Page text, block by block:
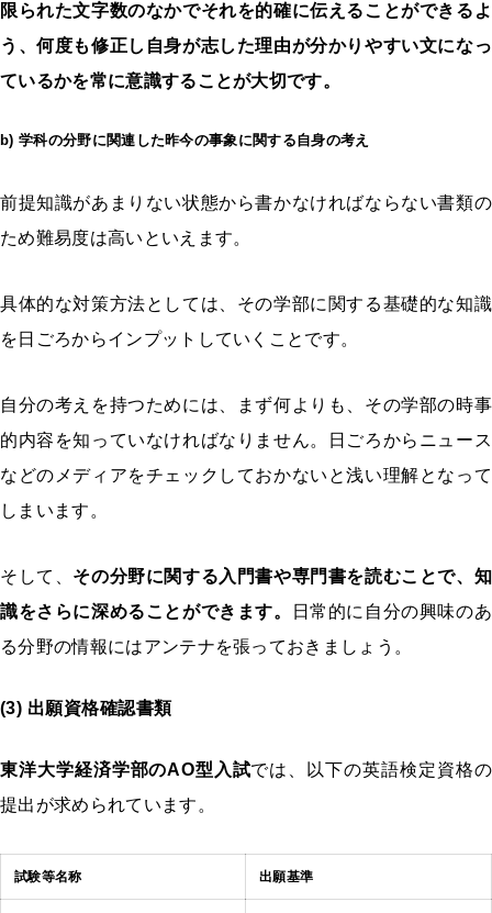
限られた文字数のなかでそれを的確に伝えることができるよ
う、何度も修正し自身が志した理由が分かりやすい文になっ
ているかを常に意識することが大切です。
b) 学科の分野に関連した昨今の事象に関する自身の考え
前提知識があまりない状態から書かなければならない書類の
ため難易度は高いといえます。
具体的な対策方法としては、その学部に関する基礎的な知識
を日ごろからインプットしていくことです。
自分の考えを持つためには、まず何よりも、その学部の時事
的内容を知っていなければなりません。日ごろからニュース
などのメディアをチェックしておかないと浅い理解となって
しまいます。
そして、 その分野に関する入門書や専門書を読むことで、知
識をさらに深めることができます。
日常的に自分の興味のあ
る分野の情報にはアンテナを張っておきましょう。
(3) 出願資格確認書類
東洋大学経済学部のAO型入試では、以下の英語検定資格の
提出が求められています。
試験等名称 出願基準